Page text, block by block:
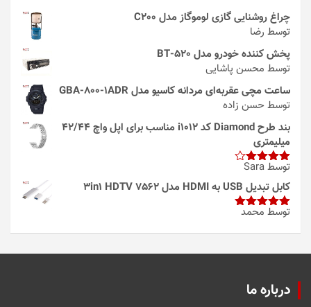
چراغ روشنایی گازی لوموگاز مدل C200
توسط رضا
پخش کننده خودرو مدل 520-BT
توسط محسن پاشایی
ساعت مچی عقربه‌ای مردانه کاسیو مدل GBA-800-1ADR
توسط حسن زاده
بند طرح Diamond کد i1012 مناسب برای اپل واچ 42/44
میلیمتری
امتیاز4
از 5
توسط Sara
کابل تبدیل USB به HDMI مدل 3in1 HDTV 7562
امتیاز5از
توسط محمد
درباره ما